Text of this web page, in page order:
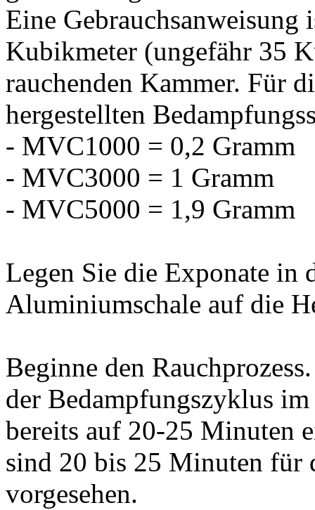
Eine
Kubikmeter (ungefähr 35
rauchenden Kammer. Für
hergestellten
- MVC1000 = 0,2 Gramm
- MVC3000 = 1 Gramm
- MVC5000 = 1,9 Gramm
Legen Sie die Exponate in
Aluminiumschale auf die
Beginne den
der Bedampfungszyklus
bereits auf 20-25 Minuten
sind 20 bis 25 Minuten für
vorgesehen.